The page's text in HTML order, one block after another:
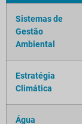
Sistemas de
Gestão
Ambiental
Estratégia
Climática
Água